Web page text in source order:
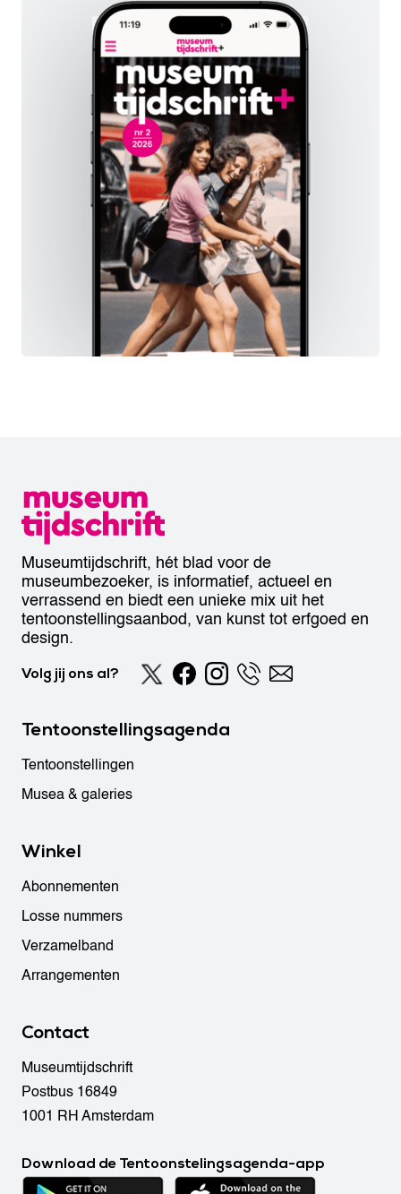
Museumtijdschrift, hét blad voor de
museumbezoeker, is informatief, actueel en
verrassend en biedt een unieke mix uit het
tentoonstellingsaanbod, van kunst tot erfgoed en
design.
Volg jij ons al?
Tentoonstellingsagenda
Tentoonstellingen
Musea & galeries
Winkel
Abonnementen
Losse nummers
Verzamelband
Arrangementen
Contact
Museumtijdschrift
Postbus 16849
1001 RH Amsterdam
Download de Tentoonstelingsagenda-app